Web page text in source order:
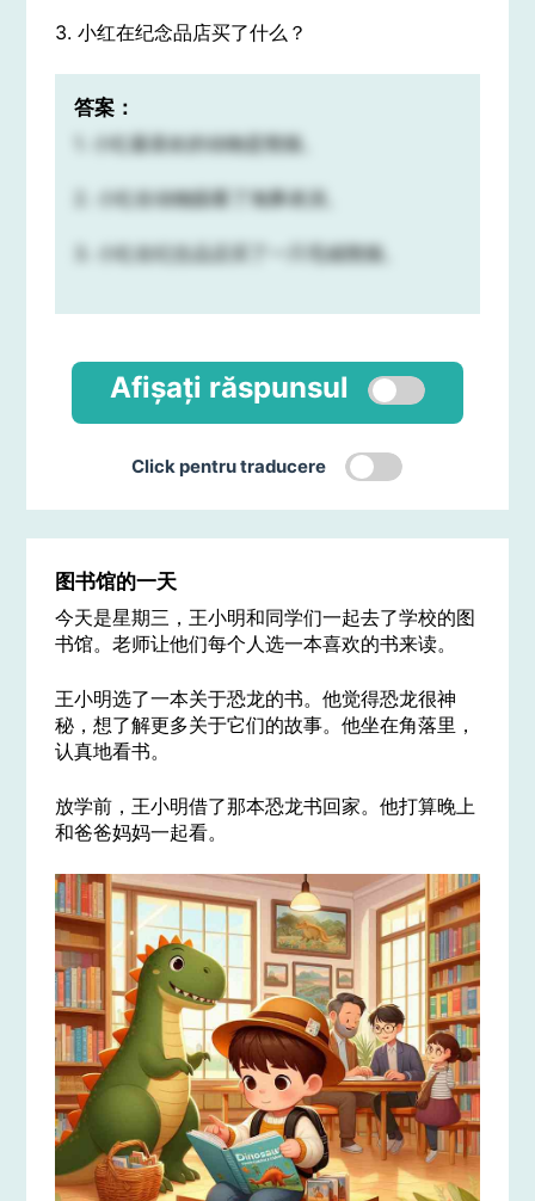
3. 小红在纪念品店买了什么？
答案：
1. 小红最喜欢的动物是熊猫。
2. 小红在动物园看了海豚表演。
3. 小红在纪念品店买了一只毛绒熊猫。
Afișați răspunsul
Click pentru traducere
图书馆的一天
今天是星期三，王小明和同学们一起去了学校的图
书馆。老师让他们每个人选一本喜欢的书来读。
王小明选了一本关于恐龙的书。他觉得恐龙很神
秘，想了解更多关于它们的故事。他坐在角落里，
认真地看书。
放学前，王小明借了那本恐龙书回家。他打算晚上
和爸爸妈妈一起看。